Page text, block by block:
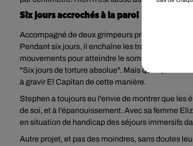
Six jours accrochés à la paroi
Accompagné de deux grimpeurs professionnels,
Pendant six jours, il enchaîne les tractions grâce
mouvements pour atteindre le sommet. À son
"Six jours de torture absolue". Mais qu'importe.
à gravir El Capitan de cette manière.
Stephen a toujours eu l'envie de montrer que les
de soi, et à l'épanouissement. Avec sa femme
en situation de handicap des séjours immersifs
Autre projet, et pas des moindres, sans doutes